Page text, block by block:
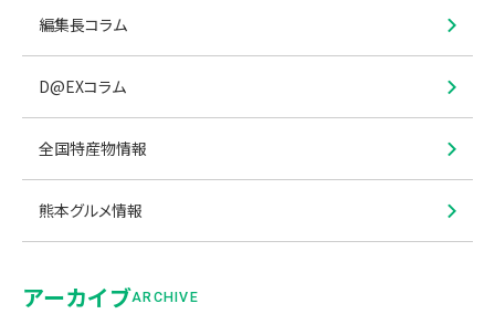
編集長コラム
D@EXコラム
全国特産物情報
熊本グルメ情報
アーカイブARCHIVE